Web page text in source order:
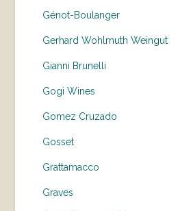
Génot-Boulanger
Gerhard Wohlmuth Weingut
Gianni Brunelli
Gogi Wines
Gomez Cruzado
Gosset
Grattamacco
Graves